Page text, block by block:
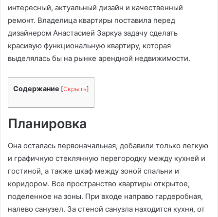
интересный, актуальный дизайн и качественный
ремонт. Владелица квартиры поставила перед
дизайнером Анастасией Заркуа задачу сделать
красивую функциональную квартиру, которая
выделялась бы на рынке арендной недвижимости.
Содержание [Скрыть]
Планировка
Она осталась первоначальная, добавили только легкую
и графичную стеклянную перегородку между кухней и
гостиной, а также шкаф между зоной спальни и
коридором. Все пространство квартиры открытое,
поделенное на зоны. При входе направо гардеробная,
налево санузел. За стеной санузла находится кухня, от